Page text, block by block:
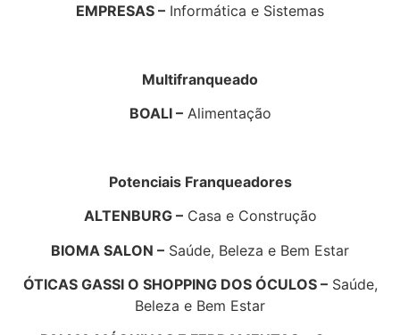
EMPRESAS – Informática e Sistemas
Multifranqueado
BOALI –Alimentação
Potenciais Franqueadores
ALTENBURG –Casa e Construção
BIOMA SALON – Saúde, Beleza e Bem Estar
ÓTICAS GASSI O SHOPPING DOS ÓCULOS –Saúde,
Beleza e Bem Estar